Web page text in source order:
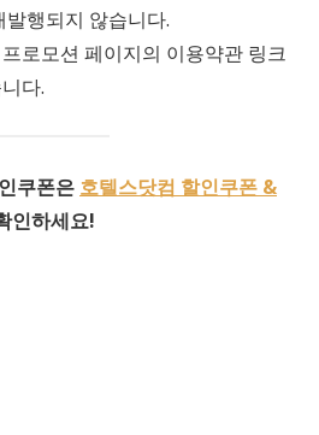
행되지 않습니다.
로모션 페이지의 이용약관 링크
다.
쿠폰은 호텔스닷컴 할인쿠폰 &
인하세요!